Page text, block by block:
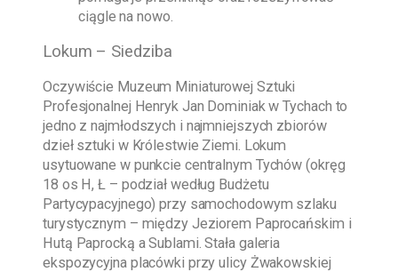
ciągle na nowo.
Lokum – Siedziba
Oczywiście Muzeum Miniaturowej Sztuki
Profesjonalnej Henryk Jan Dominiak w Tychach to
jedno z najmłodszych i najmniejszych zbiorów
dzieł sztuki w Królestwie Ziemi. Lokum
usytuowane w punkcie centralnym Tychów (okręg
18 os H, Ł – podział według Budżetu
Partycypacyjnego) przy samochodowym szlaku
turystycznym – między Jeziorem Paprocańskim i
Hutą Paprocką a Sublami. Stała galeria
ekspozycyjna placówki przy ulicy Żwakowskiej